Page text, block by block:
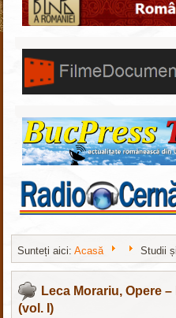
Sunteți aici:Acasă Studii
Leca Morariu, Opere
(vol. I)